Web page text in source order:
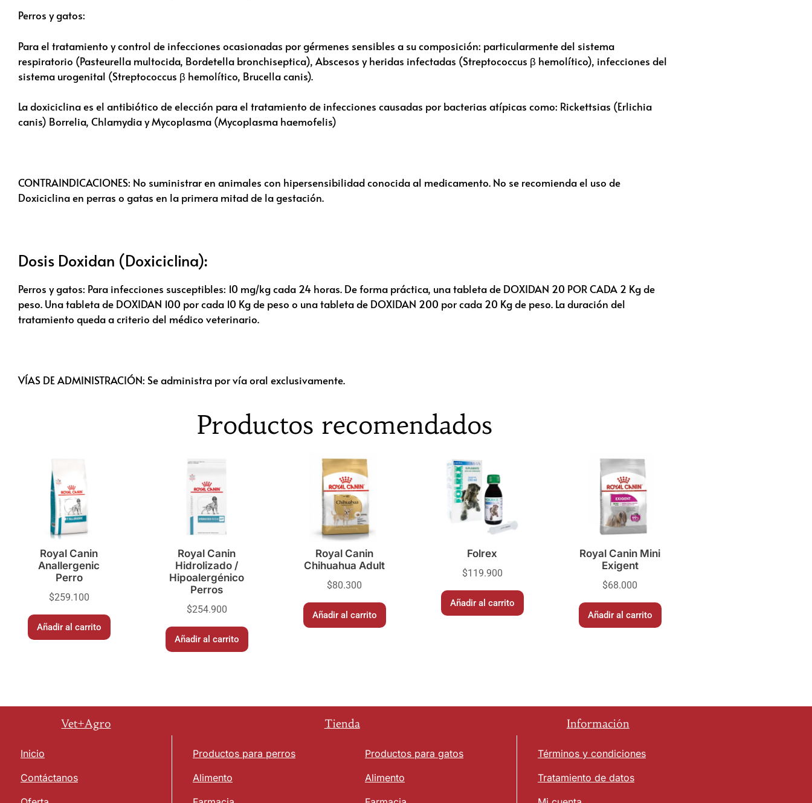
Perros y gatos:
Para el tratamiento y control de infecciones ocasionadas por gérmenes sensibles a su composición: particularmente del sistema
respiratorio (Pasteurella multocida, Bordetella bronchiseptica), Abscesos y heridas infectadas (Streptococcus β hemolítico), infecciones del
sistema urogenital (Streptococcus β hemolítico, Brucella canis).
La doxiciclina es el antibiótico de elección para el tratamiento de infecciones causadas por bacterias atípicas como: Rickettsias (Erlichia
canis) Borrelia, Chlamydia y Mycoplasma (Mycoplasma haemofelis)
CONTRAINDICACIONES: No suministrar en animales con hipersensibilidad conocida al medicamento. No se recomienda el uso de
Doxiciclina en perras o gatas en la primera mitad de la gestación.
Dosis Doxidan (Doxiciclina):
Perros y gatos: Para infecciones susceptibles: 10 mg/kg cada 24 horas. De forma práctica, una tableta de DOXIDAN 20 POR CADA 2 Kg de
peso. Una tableta de DOXIDAN 100 por cada 10 Kg de peso o una tableta de DOXIDAN 200 por cada 20 Kg de peso. La duración del
tratamiento queda a criterio del médico veterinario.
VÍAS DE ADMINISTRACIÓN: Se administra por vía oral exclusivamente.
Productos recomendados
Royal Canin
Anallergenic
Perro
$259.100
Añadir al carrito
Royal Canin
Hidrolizado /
Hipoalergénico
Perros
$254.900
Añadir al carrito
Royal Canin
Chihuahua Adult
$80.300
Añadir al carrito
Folrex
$119.900
Añadir al carrito
Royal Canin Mini
Exigent
$68.000
Añadir al carrito
Vet+Agro Tienda Información
Inicio
Contáctanos
Productos para perros
Alimento
Productos para gatos
Alimento
Términos y condiciones
Tratamiento de datos